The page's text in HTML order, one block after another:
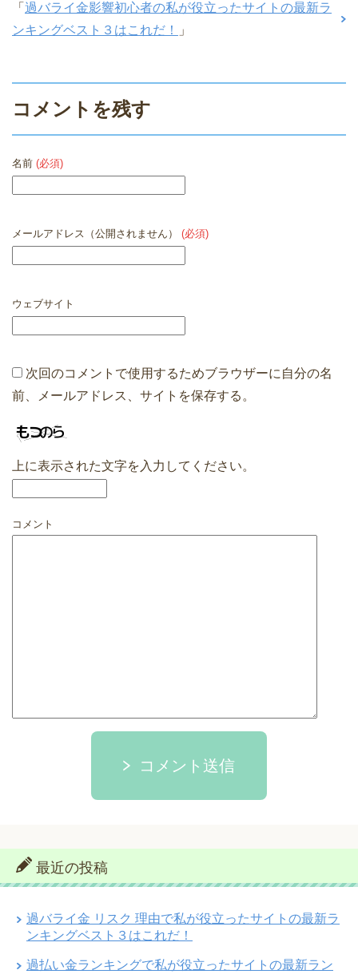
「 過バライ金影響初心者の私が役立ったサイトの最新ラ
ンキングベスト３はこれだ！
」
コメントを残す
名前 (必須)
メールアドレス（公開されません） (必須)
ウェブサイト
次回のコメントで使用するためブラウザーに自分の名
前、メールアドレス、サイトを保存する。
上に表示された文字を入力してください。
コメント
コメント送信
最近の投稿
過バライ金 リスク 理由で私が役立ったサイトの最新ラ
ンキングベスト３はこれだ！
過払い金ランキングで私が役立ったサイトの最新ラン